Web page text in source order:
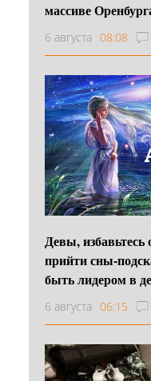
массиве
6 августа 08:08
Девы,
прийти сны-
быть лидером в
6 августа 06:15